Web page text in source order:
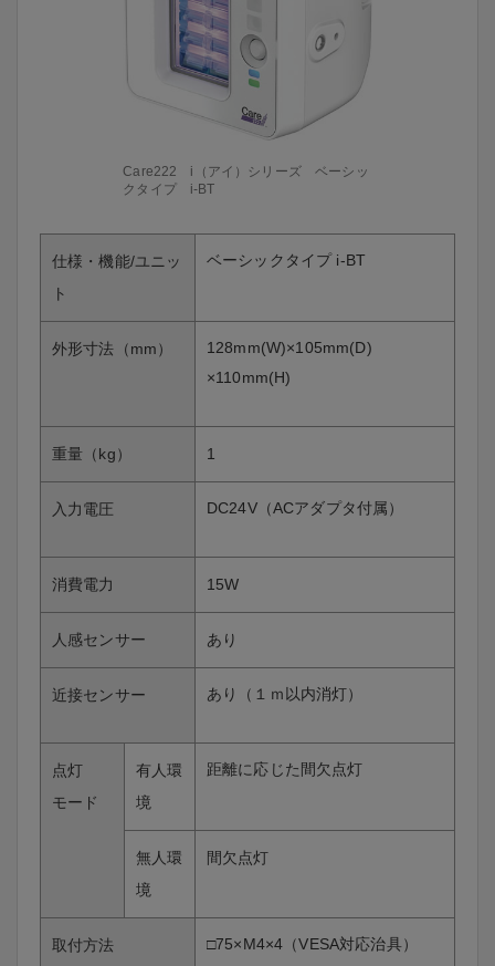
Care222 i（アイ）シリーズ ベーシッ
クタイプ i-BT
仕様・機能/ユニッ
ト
ベーシックタイプ i-BT
外形寸法（mm）
128mm(W)×105mm(D)
×110mm(H)
重量（kg） 1
入力電圧 DC24V（ACアダプタ付属）
消費電力 15W
人感センサー あり
近接センサー あり（１ｍ以内消灯）
点灯
モード
有人環
境
距離に応じた間欠点灯
無人環
境
間欠点灯
取付方法 □75×M4×4（VESA対応治具）